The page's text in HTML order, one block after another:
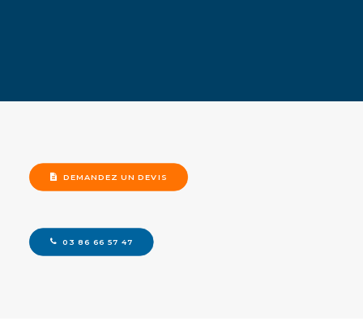
DEMANDEZ UN DEVIS
03 86 66 57 47